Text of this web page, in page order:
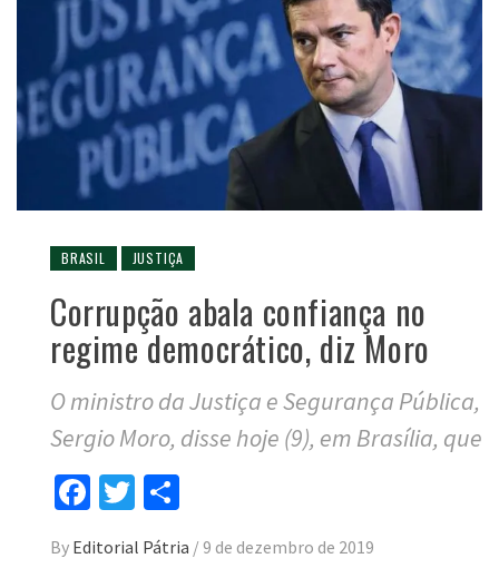
BRASIL JUSTIÇA
Corrupção abala confiança no
regime democrático, diz Moro
O ministro da Justiça e Segurança Pública,
Sergio Moro, disse hoje (9), em Brasília, que
Facebook
Twitter
By Editorial Pátria /9 de dezembro de 2019